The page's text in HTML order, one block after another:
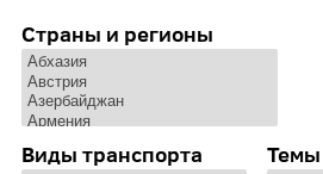
Страны и регионы
Виды транспорта Темы